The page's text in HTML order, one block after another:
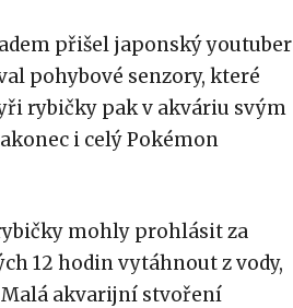
přišel japonský youtuber
pohybové senzory, které
rybičky pak v akváriu svým
i celý Pokémon
mohly prohlásit za
12 hodin vytáhnout z vody,
Malá akvarijní stvoření